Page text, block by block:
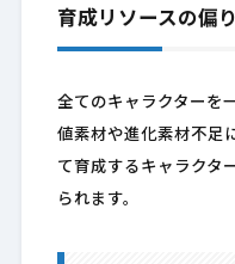
育成リソースの偏り
全てのキャラクターを
値素材や進化素材不足
て育成するキャラクタ
られます。